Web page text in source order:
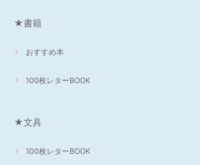
★書籍
おすすめ本
100枚レターBOOK
★文具
100枚レターBOOK